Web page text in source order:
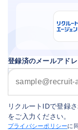
登録済のメールアド
リクルートIDで登録
をご入力ください。
プライバシーポリシーに